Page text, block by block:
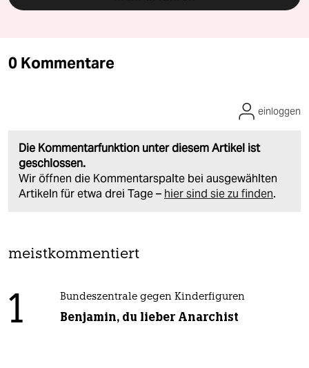
0 Kommentare
Die Kommentarfunktion unter diesem Artikel ist
geschlossen.
Wir öffnen die Kommentarspalte bei ausgewählten
Artikeln für etwa drei Tage – hier sind sie zu finden.
einloggen
meistkommentiert
1 Bundeszentrale gegen Kinderfiguren
Benjamin, du lieber Anarchist